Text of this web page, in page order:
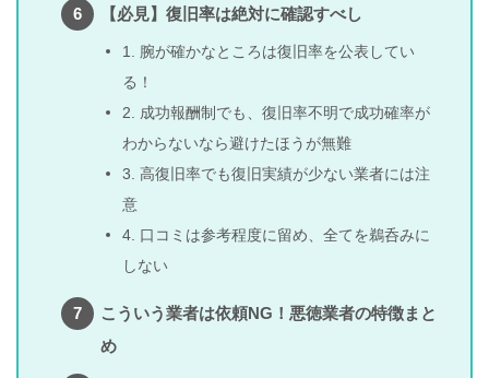
【必見】復旧率は絶対に確認すべし
1. 腕が確かなところは復旧率を公表してい
る！
2. 成功報酬制でも、復旧率不明で成功確率が
わからないなら避けたほうが無難
3. 高復旧率でも復旧実績が少ない業者には注
意
4. 口コミは参考程度に留め、全てを鵜呑みに
しない
こういう業者は依頼NG！悪徳業者の特徴まと
め